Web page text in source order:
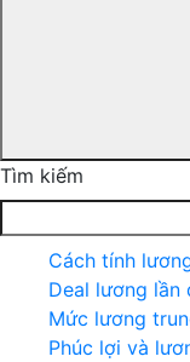
Tìm kiếm
Cách tính
Deal lương lần
Mức lương
Phúc lợi và